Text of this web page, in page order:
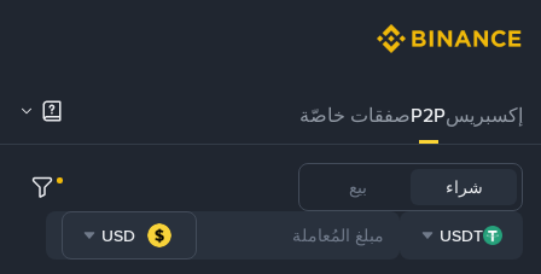
إكسبريسP2Pصفقات خاصّة
شراء بيع
USDT
USD